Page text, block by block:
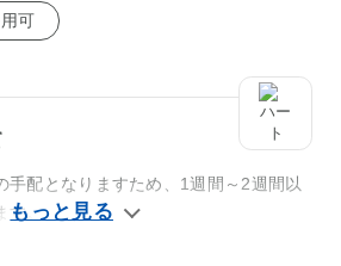
可
手配となりますため、1週間～2週間以
す。